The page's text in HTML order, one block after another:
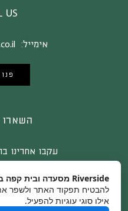
US
אימייל:
השארו
עקבו אחרינו
Riverside מסעדה ובית קפה בתל אביב
להבטיח תפקוד האתר ולשפר
אילו סוגי עוגיות להפעיל.